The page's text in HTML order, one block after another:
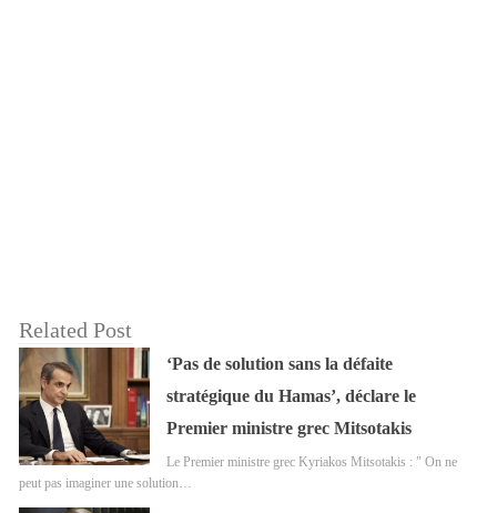
Related Post
‘Pas de solution sans la défaite
stratégique du Hamas’, déclare le
Premier ministre grec Mitsotakis
Le Premier ministre grec Kyriakos Mitsotakis : " On ne
peut pas imaginer une solution…